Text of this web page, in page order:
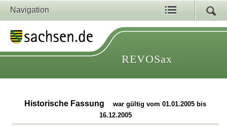
Navigation
REVOSax
Historische Fassung
war gültig vom 01.01.2005 bis
16.12.2005